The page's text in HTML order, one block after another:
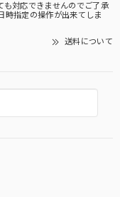
も対応できませんのでご了承
時指定の操作が出来てしま
送料について